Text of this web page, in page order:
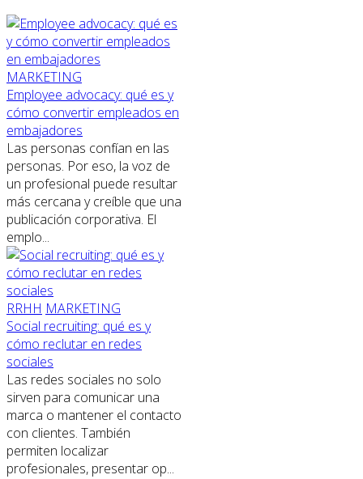
MARKETING
Employee advocacy: qué es y
cómo convertir empleados en
embajadores
Las personas confían en las
personas. Por eso, la voz de
un profesional puede resultar
más cercana y creíble que una
publicación corporativa. El
emplo...
RRHH MARKETING
Social recruiting: qué es y
cómo reclutar en redes
sociales
Las redes sociales no solo
sirven para comunicar una
marca o mantener el contacto
con clientes. También
permiten localizar
profesionales, presentar op...